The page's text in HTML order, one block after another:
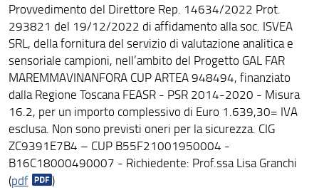
Provvedimento del Direttore Rep. 14634/2022 Prot.
293821 del 19/12/2022 di affidamento alla soc. ISVEA
SRL, della fornitura del servizio di valutazione analitica e
sensoriale campioni, nell’ambito del Progetto GAL FAR
MAREMMAVINANFORA CUP ARTEA 948494, finanziato
dalla Regione Toscana FEASR - PSR 2014-2020 - Misura
16.2, per un importo complessivo di Euro 1.639,30= IVA
esclusa. Non sono previsti oneri per la sicurezza. CIG
ZC9391E7B4 – CUP B55F21001950004 -
B16C18000490007 - Richiedente: Prof.ssa Lisa Granchi
(pdf )